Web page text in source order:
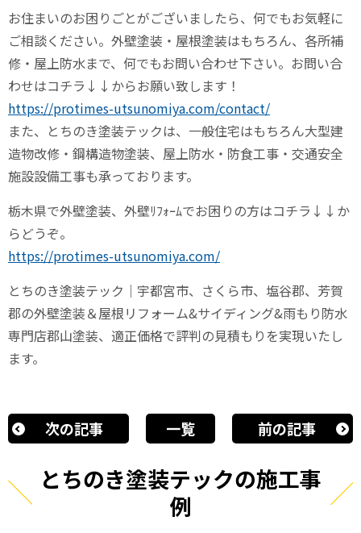
お住まいのお困りごとがございましたら、何でもお気軽に
ご相談ください。外壁塗装・屋根塗装はもちろん、各所補
修・屋上防水まで、何でもお問い合わせ下さい。お問い合
わせはコチラ↓↓からお願い致します！
https://protimes-utsunomiya.com/contact/
また、とちのき塗装テックは、一般住宅はもちろん大型建
造物改修・鋼構造物塗装、屋上防水・防食工事・交通安全
施設設備工事も承っております。
栃木県で外壁塗装、外壁ﾘﾌｫｰﾑでお困りの方はコチラ↓↓か
らどうぞ。
https://protimes-utsunomiya.com/
とちのき塗装テック｜宇都宮市、さくら市、塩谷郡、芳賀
郡の外壁塗装＆屋根リフォーム&サイディング&雨もり防水
専門店郡山塗装、適正価格で評判の見積もりを実現いたし
ます。
次の記事 一覧 前の記事
とちのき塗装テックの施工事
例